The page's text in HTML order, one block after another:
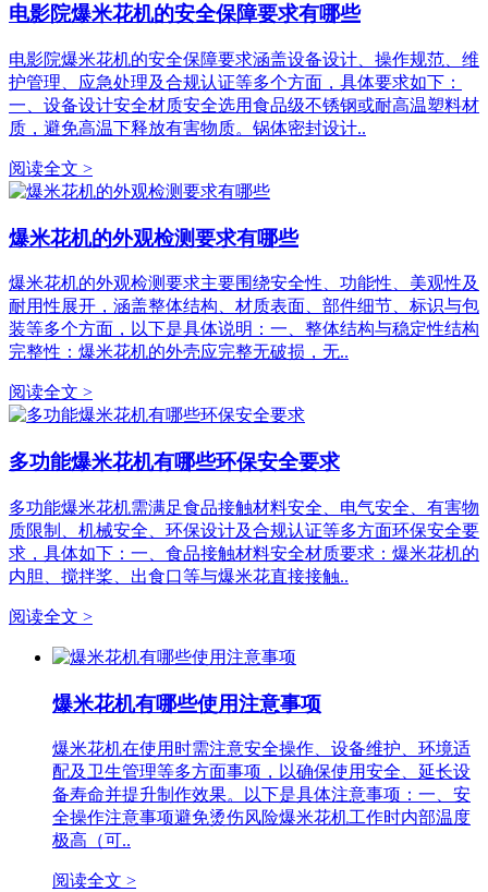
电影院爆米花机的安全保障要求有哪些
电影院爆米花机的安全保障要求涵盖设备设计、操作规范、维
护管理、应急处理及合规认证等多个方面，具体要求如下：
一、设备设计安全材质安全选用食品级不锈钢或耐高温塑料材
质，避免高温下释放有害物质。锅体密封设计..
阅读全文 >
爆米花机的外观检测要求有哪些
爆米花机的外观检测要求主要围绕安全性、功能性、美观性及
耐用性展开，涵盖整体结构、材质表面、部件细节、标识与包
装等多个方面，以下是具体说明：一、整体结构与稳定性结构
完整性：爆米花机的外壳应完整无破损，无..
阅读全文 >
多功能爆米花机有哪些环保安全要求
多功能爆米花机需满足食品接触材料安全、电气安全、有害物
质限制、机械安全、环保设计及合规认证等多方面环保安全要
求，具体如下：一、食品接触材料安全材质要求：爆米花机的
内胆、搅拌桨、出食口等与爆米花直接接触..
阅读全文 >
爆米花机有哪些使用注意事项
爆米花机在使用时需注意安全操作、设备维护、环境适
配及卫生管理等多方面事项，以确保使用安全、延长设
备寿命并提升制作效果。以下是具体注意事项：一、安
全操作注意事项避免烫伤风险爆米花机工作时内部温度
极高（可..
阅读全文 >